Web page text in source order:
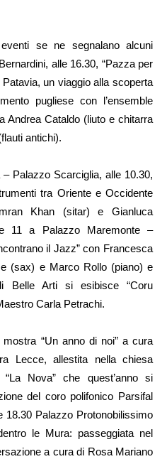
se ne segnalano alcuni
alle 16.30, “Pazza per
un viaggio alla scoperta
pugliese con l’ensemble
Andrea Cataldo (liuto e chitarra
antichi).
Palazzo Scarciglia, alle 10.30,
tra Oriente e Occidente
Khan (sitar) e Gianluca
11 a Palazzo Maremonte –
il Jazz” con Francesca
(sax) e Marco Rollo (piano) e
Belle Arti si esibisce “Coru
Carla Petrachi.
“Un anno di noi” a cura
Lecce, allestita nella chiesa
Nova” che quest’anno si
del coro polifonico Parsifal
18.30 Palazzo Protonobilissimo
le Mura: passeggiata nel
a cura di Rosa Mariano